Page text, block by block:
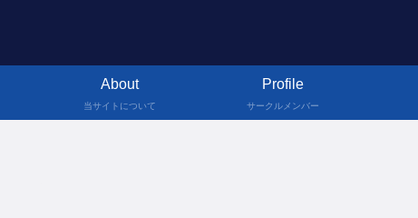
About
当サイトについて
Profile
サークルメンバー